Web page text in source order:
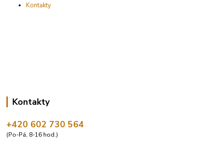
Kontakty
Kontakty
+420 602 730 564
(Po-Pá, 8-16 hod.)